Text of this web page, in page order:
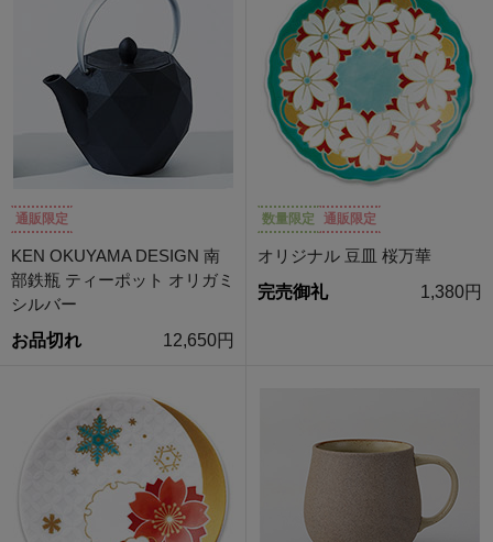
通販限定
KEN OKUYAMA DESIGN 南
部鉄瓶 ティーポット オリガミ
シルバー
お品切れ
12,650円
数量限定 通販限定
オリジナル 豆皿 桜万華
完売御礼
1,380円